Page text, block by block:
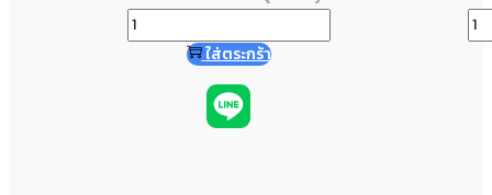
ใส่ตระกร้า